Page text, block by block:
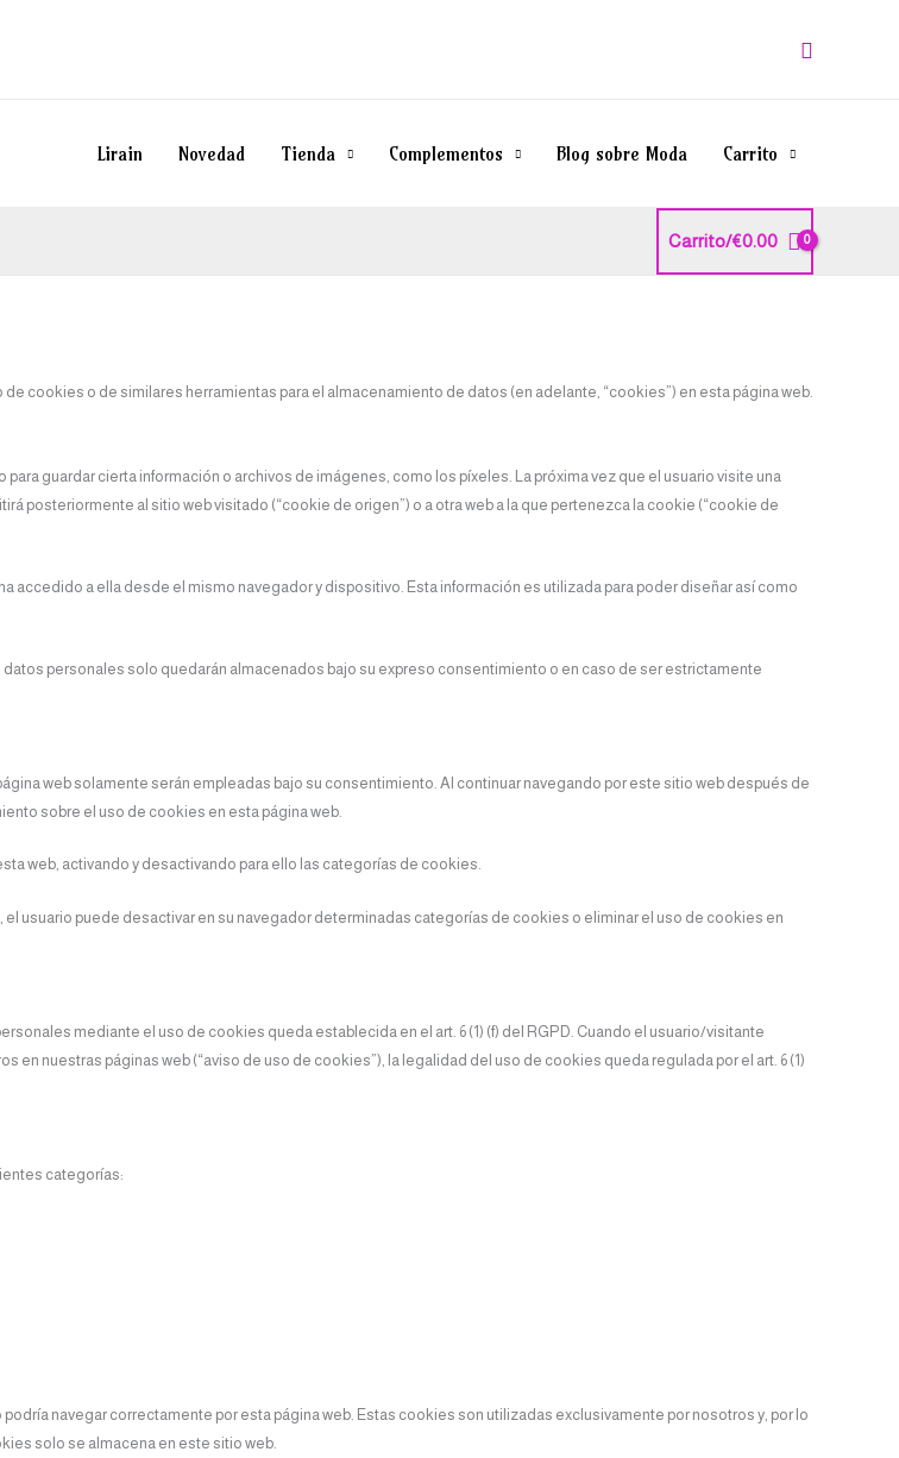
Buscar
Lirain Novedad Tienda Complementos Blog sobre Moda Carrito
Carrito/€0.00
cookies o de similares herramientas para el almacenamiento de datos (en adelante, “cookies”) en esta página web.
guardar cierta información o archivos de imágenes, como los píxeles. La próxima vez que el usuario visite una
posteriormente al sitio web visitado (“cookie de origen”) o a otra web a la que pertenezca la cookie (“cookie de
accedido a ella desde el mismo navegador y dispositivo. Esta información es utilizada para poder diseñar así como
personales solo quedarán almacenados bajo su expreso consentimiento o en caso de ser estrictamente
web solamente serán empleadas bajo su consentimiento. Al continuar navegando por este sitio web después de
sobre el uso de cookies en esta página web.
web, activando y desactivando para ello las categorías de cookies.
usuario puede desactivar en su navegador determinadas categorías de cookies o eliminar el uso de cookies en
mediante el uso de cookies queda establecida en el art. 6 (1) (f) del RGPD. Cuando el usuario/visitante
nuestras páginas web (“aviso de uso de cookies”), la legalidad del uso de cookies queda regulada por el art. 6 (1)
categorías:
navegar correctamente por esta página web. Estas cookies son utilizadas exclusivamente por nosotros y, por lo
solo se almacena en este sitio web.